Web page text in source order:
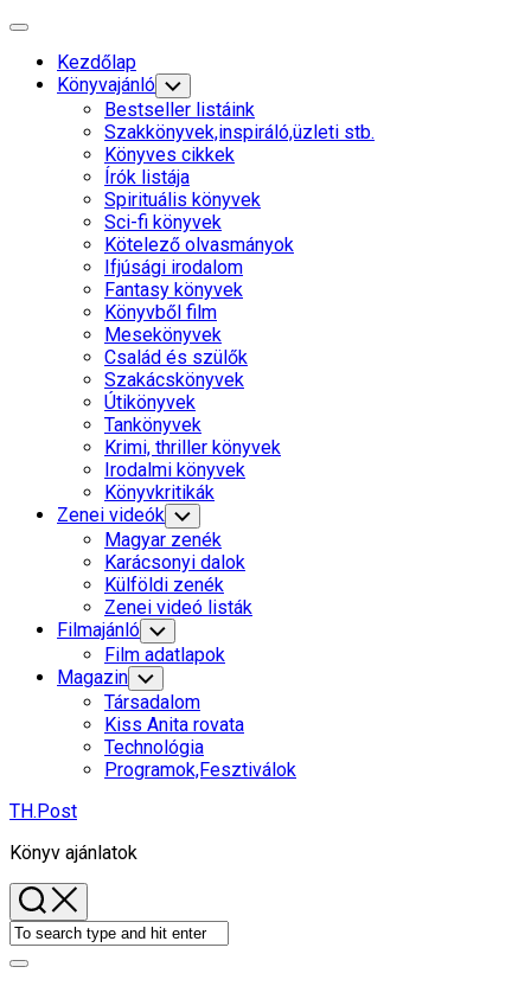
Skip
content
Expand
Kezdőlap
Könyvajánló Toggle
Child
Menu
Bestseller listáink
Szakkönyvek,inspiráló,üzleti stb.
Könyves cikkek
Írók listája
Spirituális könyvek
Sci-fi könyvek
Kötelező olvasmányok
Ifjúsági irodalom
Fantasy könyvek
Könyvből film
Mesekönyvek
Család és szülők
Szakácskönyvek
Útikönyvek
Tankönyvek
Krimi, thriller könyvek
Irodalmi könyvek
Könyvkritikák
Zenei videók Toggle
Child
Menu
Magyar zenék
Karácsonyi dalok
Külföldi zenék
Zenei videó listák
Filmajánló Toggle
Child
Menu
Film adatlapok
Magazin Toggle
Child
Menu
Társadalom
Kiss Anita rovata
Technológia
Programok,Fesztiválok
TH.Post
Könyv ajánlatok
Expand